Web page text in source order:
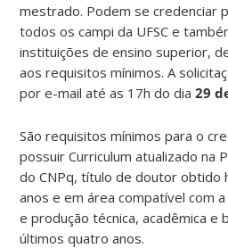
mestrado. Podem se credenciar
todos os campi da UFSC e
instituições de ensino superior,
aos requisitos mínimos. A
por e-mail até as 17h do dia29
São requisitos mínimos para o
possuir Curriculum atualizado na
do CNPq, título de doutor obtido
anos e em área compatível com
e produção técnica, acadêmica e
últimos quatro anos.